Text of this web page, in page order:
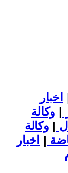
اخبار
| وكالة
| وكالة
| اخبار